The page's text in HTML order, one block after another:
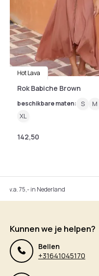
Hot Lava
Rok Babiche Brown
beschikbare maten: S M
XL
142,50
v.a. 75,- in Nederland
Kunnen we je helpen?
Bellen
+31641045170